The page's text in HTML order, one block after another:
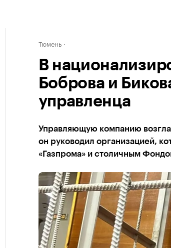
Тюмень
В
Боброва и
управленца
Управляющую компанию
он руководил организацией,
«Газпрома» и столичным